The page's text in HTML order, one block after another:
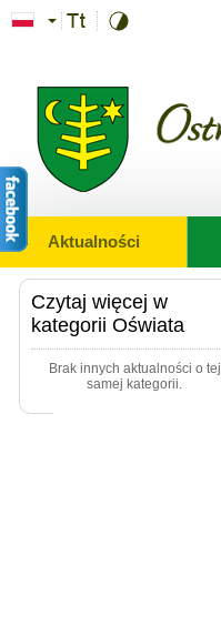
Przejdź do treści
Aktualności
Czytaj więcej w
kategorii Oświata
Brak innych aktualności o tej
samej kategorii.